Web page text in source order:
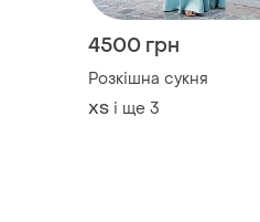
4500 грн
Розкішна сукня
ХS і ще 3